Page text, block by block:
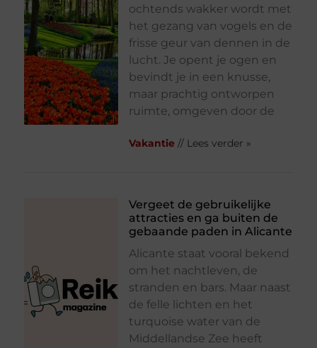
ochtends wakker wordt met
het gezang van vogels en de
frisse geur van dennen in de
lucht. Je opent je ogen en
bevindt je in een knusse,
maar prachtig ontworpen
ruimte, omgeven door de
Vakantie // Lees verder »
Vergeet de gebruikelijke
attracties en ga buiten de
gebaande paden in Alicante
Alicante staat vooral bekend
om het nachtleven, de
stranden en bars. Maar naast
de felle lichten en het
turquoise water van de
Middellandse Zee heeft